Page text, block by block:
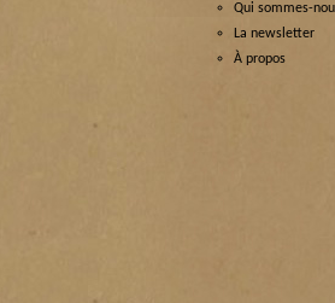
Qui sommes-
La newsletter
À propos